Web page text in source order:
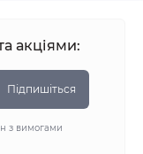
акціями:
Підпишіться
з вимогами